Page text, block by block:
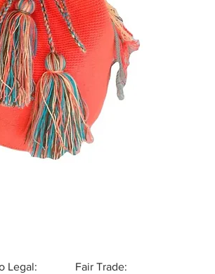
Legal: Fair Trade: